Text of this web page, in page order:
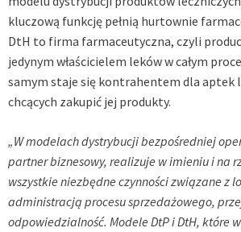
kluczową funkcję pełnią hurtownie
DtH to firma farmaceutyczna, czyli
jedynym właścicielem leków w całym
samym staje się kontrahentem dla aptek
chcących zakupić jej produkty.
„W modelach dystrybucji bezpośredniej
partner biznesowy, realizuje w imieniu i na
wszystkie niezbędne czynności związane z
administracją procesu sprzedażowego,
odpowiedzialność. Modele DtP i DtH, które